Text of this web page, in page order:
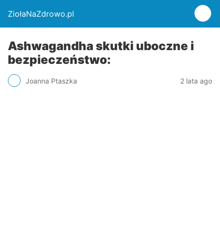
ZiołaNaZdrowo.pl
Ashwagandha skutki uboczne i
bezpieczeństwo:
Joanna Ptaszka 2 lata ago